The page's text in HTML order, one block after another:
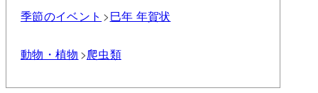
季節のイベント 巳年 年賀状
動物・植物 爬虫類